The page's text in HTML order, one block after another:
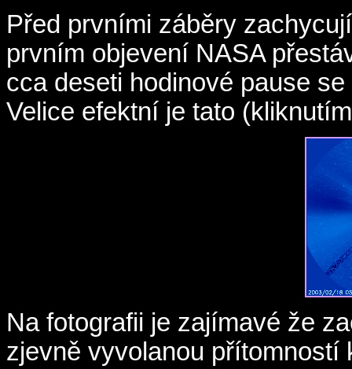
Před prvními záběry
prvním objevení NASA
cca deseti hodinové pause
Velice efektní je tato
Na fotografii je zajímavé že
zjevně vyvolanou